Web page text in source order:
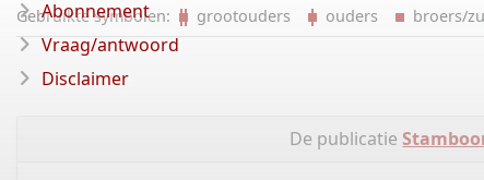
Gebruikte symbolen: grootouders ouders broers/
De publicatie
Abonnement
Vraag/antwoord
Disclaimer